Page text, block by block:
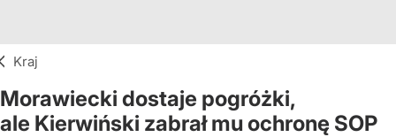
Kraj
Morawiecki dostaje pogróżki,
ale Kierwiński zabrał mu ochronę SOP